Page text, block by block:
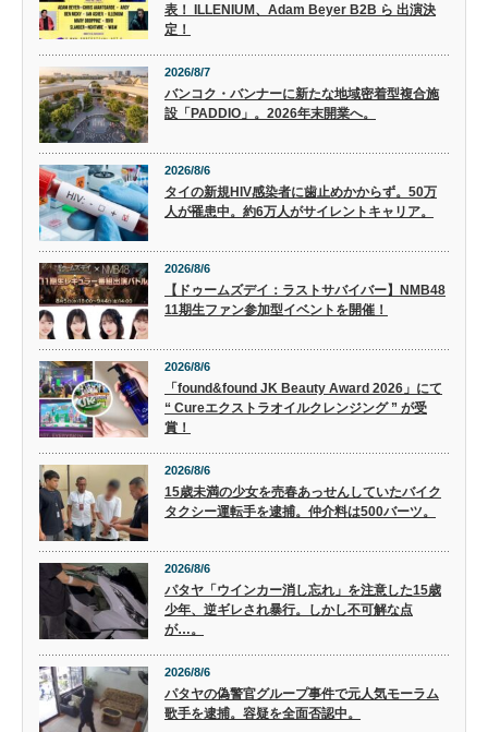
表！ ILLENIUM、Adam Beyer B2B ら 出演決
定！
2026/8/7
バンコク・バンナーに新たな地域密着型複合施
設「PADDIO」。2026年末開業へ。
2026/8/6
タイの新規HIV感染者に歯止めかからず。50万
人が罹患中。約6万人がサイレントキャリア。
2026/8/6
【ドゥームズデイ：ラストサバイバー】NMB48
11期生ファン参加型イベントを開催！
2026/8/6
「found&found JK Beauty Award 2026」にて
“ Cureエクストラオイルクレンジング ” が受
賞！
2026/8/6
15歳未満の少女を売春あっせんしていたバイク
タクシー運転手を逮捕。仲介料は500バーツ。
2026/8/6
パタヤ「ウインカー消し忘れ」を注意した15歳
少年、逆ギレされ暴行。しかし不可解な点
が…。
2026/8/6
パタヤの偽警官グループ事件で元人気モーラム
歌手を逮捕。容疑を全面否認中。